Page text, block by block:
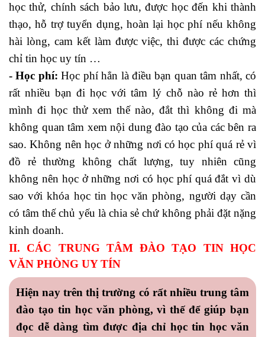
học thử, chính sách bảo lưu, được học đến khi thành
thạo, hỗ trợ tuyển dụng, hoàn lại học phí nếu không
hài lòng, cam kết làm được việc, thi được các chứng
chỉ tin học uy tín …
- Học phí: Học phí hẳn là điều bạn quan tâm nhất, có
rất nhiều bạn đi học với tâm lý chỗ nào rẻ hơn thì
mình đi học thử xem thế nào, đắt thì không đi mà
không quan tâm xem nội dung đào tạo của các bên ra
sao. Không nên học ở những nơi có học phí quá rẻ vì
đồ rẻ thường không chất lượng, tuy nhiên cũng
không nên học ở những nơi có học phí quá đắt vì dù
sao với khóa học tin học văn phòng, người dạy cần
có tâm thế chủ yếu là chia sẻ chứ không phải đặt nặng
kinh doanh.
II. CÁC TRUNG TÂM ĐÀO TẠO TIN HỌC
VĂN PHÒNG UY TÍN
Hiện nay trên thị trường có rất nhiều trung tâm
đào tạo tin học văn phòng, vì thế để giúp bạn
đọc dễ dàng tìm được địa chỉ học tin học văn